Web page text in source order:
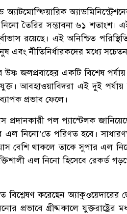
অ্যাটমোস্ফিয়ারিক
তৈরির সম্ভাবনা ৬১ শতাংশ।
রয়েছে। এই অনিশ্চিত
এবং নীতিনির্ধারকদের মধ্যে
জলপ্রবাহের একটি বিশেষ
আবহাওয়াবিদরা এই দুই পর্যায়
প্রভাব ফেলে।
প্রদানকারী পল প্যাস্টেলক
এল নিনো’তে পরিণত হবে।
বেশি থাকলে তাকে সুপার এল
এল নিনো হিসেবে রেকর্ড
বিশ্লেষণ করেছেন অ্যাকুওয়েদারের
প্রভাবে গ্রীষ্মকালে যুক্তরাষ্ট্রের